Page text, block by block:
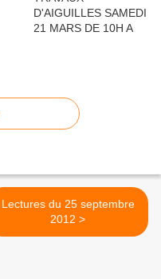
Lectures du 25 septembre
2012 >